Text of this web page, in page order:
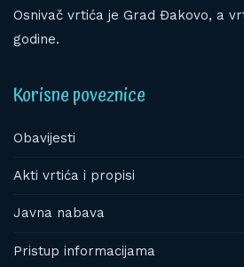
Osnivač vrtića je Grad Đakovo, a
godine.
Korisne poveznice
Obavijesti
Akti vrtića i propisi
Javna nabava
Pristup informacijama